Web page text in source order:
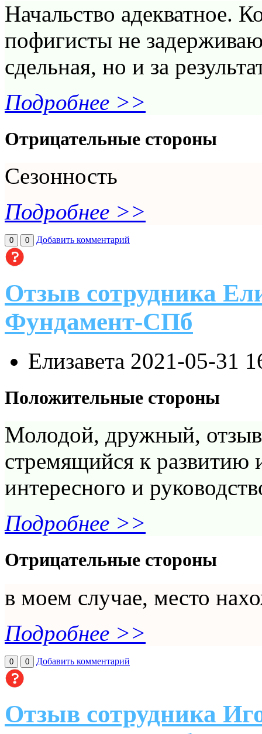
Начальство адекватное.
пофигисты не
сдельная, но и за
Подробнее >>
Отрицательные стороны
Сезонность
Подробнее >>
0 0 Добавить комментарий
Отзыв сотрудника
Фундамент-СПб
Елизавета 2021-05-31
Положительные стороны
Молодой, дружный,
стремящийся к развитию
интересного и
Подробнее >>
Отрицательные стороны
в моем случае, место
Подробнее >>
0 0 Добавить комментарий
Отзыв сотрудника